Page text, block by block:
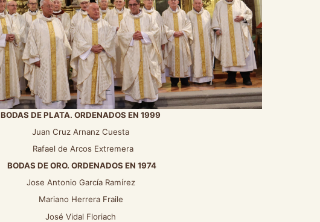
BODAS DE PLATA. ORDENADOS EN 1999
Juan Cruz Arnanz Cuesta
Rafael de Arcos Extremera
BODAS DE ORO. ORDENADOS EN 1974
Jose Antonio García Ramírez
Mariano Herrera Fraile
José Vidal Floriach